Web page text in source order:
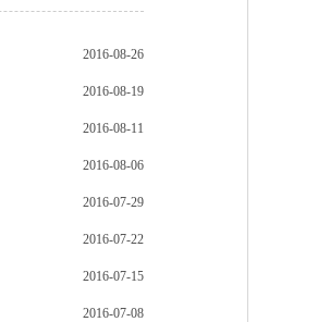
2016-08-26
2016-08-19
2016-08-11
2016-08-06
2016-07-29
2016-07-22
2016-07-15
2016-07-08